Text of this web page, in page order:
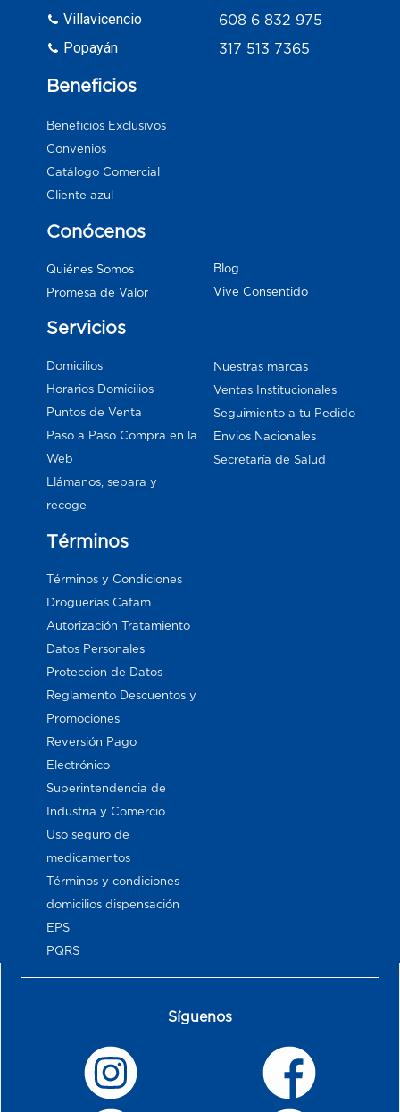
Villavicencio
Popayán
608 6 832 975
317 513 7365
Beneficios
Beneficios Exclusivos
Convenios
Catálogo Comercial
Cliente azul
Conócenos
Quiénes Somos
Promesa de Valor
Blog
Vive Consentido
Servicios
Domicilios
Horarios Domicilios
Puntos de Venta
Paso a Paso Compra en la
Web
Llámanos, separa y
recoge
Nuestras marcas
Ventas Institucionales
Seguimiento a tu Pedido
Envios Nacionales
Secretaría de Salud
Términos
Términos y Condiciones
Droguerías Cafam
Autorización Tratamiento
Datos Personales
Proteccion de Datos
Reglamento Descuentos y
Promociones
Reversión Pago
Electrónico
Superintendencia de
Industria y Comercio
Uso seguro de
medicamentos
Términos y condiciones
domicilios dispensación
EPS
PQRS
Síguenos